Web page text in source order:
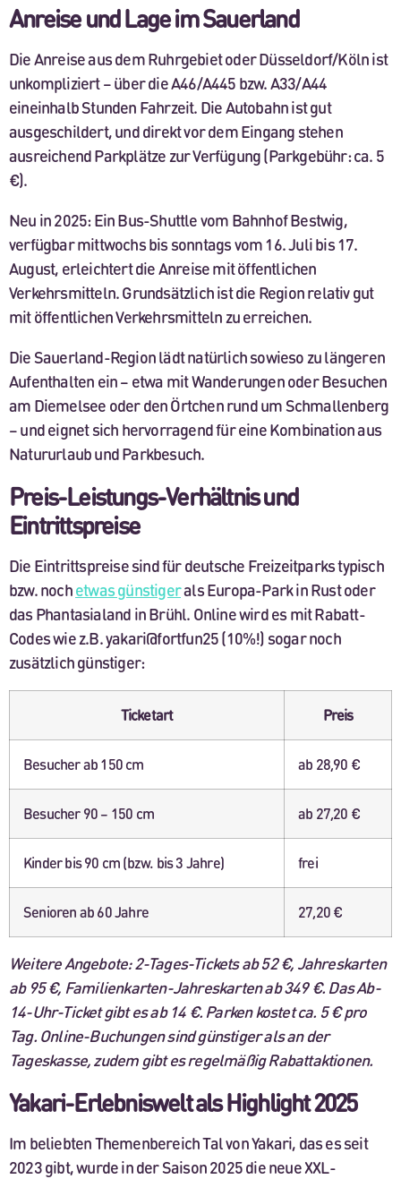
Anreise und Lage im Sauerland
Die Anreise aus dem Ruhrgebiet oder Düsseldorf/Köln ist
unkompliziert – über die A46/A445 bzw. A33/A44
eineinhalb Stunden Fahrzeit. Die Autobahn ist gut
ausgeschildert, und direkt vor dem Eingang stehen
ausreichend Parkplätze zur Verfügung (Parkgebühr: ca. 5
€).
Neu in 2025: Ein Bus-Shuttle vom Bahnhof Bestwig,
verfügbar mittwochs bis sonntags vom 16. Juli bis 17.
August, erleichtert die Anreise mit öffentlichen
Verkehrsmitteln. Grundsätzlich ist die Region relativ gut
mit öffentlichen Verkehrsmitteln zu erreichen.
Die Sauerland-Region lädt natürlich sowieso zu längeren
Aufenthalten ein – etwa mit Wanderungen oder Besuchen
am Diemelsee oder den Örtchen rund um Schmallenberg
– und eignet sich hervorragend für eine Kombination aus
Natururlaub und Parkbesuch.
Preis-Leistungs-Verhältnis und
Eintrittspreise
Die Eintrittspreise sind für deutsche Freizeitparks typisch
bzw. nochetwas günstigerals Europa-Park in Rust oder
das Phantasialand in Brühl. Online wird es mit Rabatt-
Codes wie z.B. yakari@fortfun25 (10%!) sogar noch
zusätzlich günstiger:
Ticketart Preis
Besucher ab 150 cm ab 28,90 €
Besucher 90 – 150 cm ab 27,20 €
Kinder bis 90 cm (bzw. bis 3 Jahre) frei
Senioren ab 60 Jahre 27,20 €
Weitere Angebote: 2-Tages-Tickets ab 52 €, Jahreskarten
ab 95 €, Familienkarten-Jahreskarten ab 349 €. Das Ab-
14-Uhr-Ticket gibt es ab 14 €. Parken kostet ca. 5 € pro
Tag. Online-Buchungen sind günstiger als an der
Tageskasse, zudem gibt es regelmäßig Rabattaktionen.
Yakari-Erlebniswelt als Highlight 2025
Im beliebten Themenbereich Tal von Yakari, das es seit
2023 gibt, wurde in der Saison 2025 die neue XXL-